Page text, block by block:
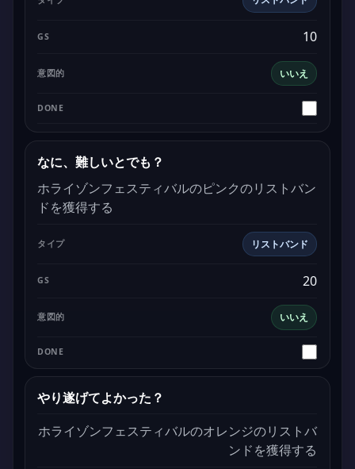
いいえ
10
なに、難しいとでも？
ホライゾンフェスティバルのピンクのリストバン
ドを獲得する
リストバンド
いいえ
20
やり遂げてよかった？
ホライゾンフェスティバルのオレンジのリストバ
ンドを獲得する